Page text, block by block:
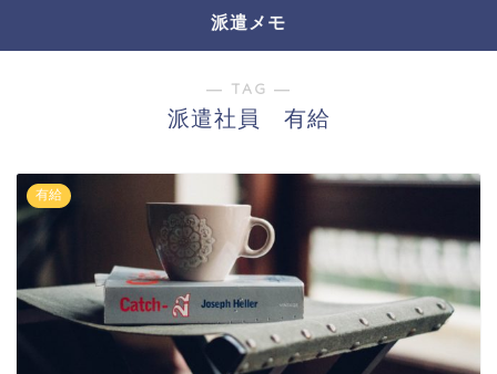
派遣メモ
― TAG ―
派遣社員 有給
有給